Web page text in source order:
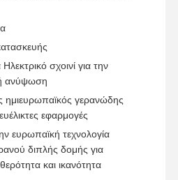
σχοινί για την
ανύψωση
ημιευρωπαϊκός γερανώδης
εφαρμογές
ευρωπαϊκή τεχνολογία
διπλής δομής για
και ικανότητα